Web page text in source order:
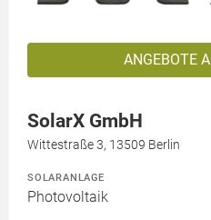
ANGEBOTE
SolarX GmbH
Wittestraße 3, 13509 Berlin
SOLARANLAGE
Photovoltaik